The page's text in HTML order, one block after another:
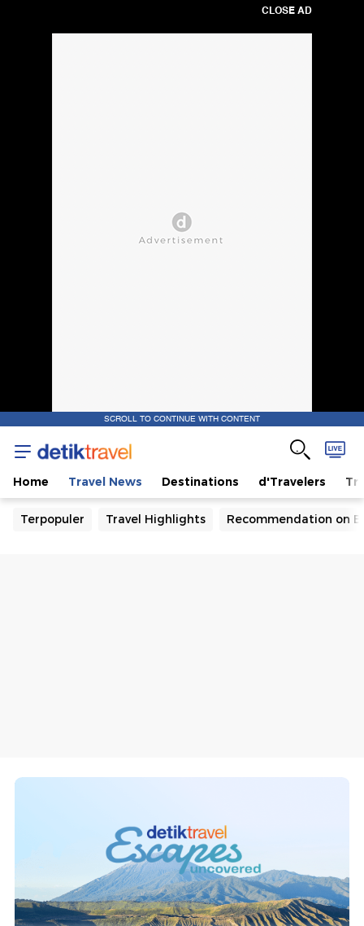
CLOSE AD
SCROLL TO CONTINUE WITH CONTENT
Home Travel News Destinations d'Travelers
Terpopuler Travel Highlights Recommendation on